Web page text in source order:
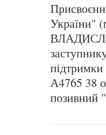
підтримки
А4765 38
позивний